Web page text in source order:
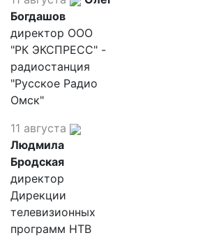
Богдашов
директор ООО
"РК ЭКСПРЕСС" -
радиостанция
"Русское Радио
Омск"
11 августа
Людмила
Бродская
директор
Дирекции
телевизионных
программ НТВ